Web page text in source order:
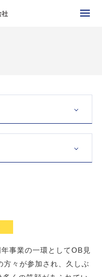
事業の一環としてOB見
方々が参加され、久しぶ